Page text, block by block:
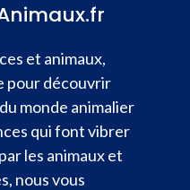
et animaux,
pour découvrir
monde animalier
qui font vibrer
les animaux et
nous vous